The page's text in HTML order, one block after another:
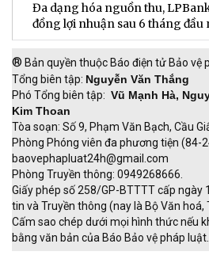
Đa dạng hóa nguồn thu,
đồng lợi nhuận sau 6 tháng đầu
® Bản quyền thuộc Báo điện tử Bảo vệ
Tổng biên tập: Nguyễn Văn Thắng
Phó Tổng biên tập: Vũ Mạnh Hà,
Kim Thoan
Tòa soạn: Số 9, Phạm Văn Bạch, Cầu
Phòng Phóng viên đa phương tiện (84-
baovephapluat24h@gmail.com
Phòng Truyền thông: 0949268666.
Giấy phép số 258/GP-BTTTT cấp
tin và Truyền thông (nay là Bộ Văn hoá,
Cấm sao chép dưới mọi hình thức nếu
bằng văn bản của Báo Bảo vệ pháp luật.